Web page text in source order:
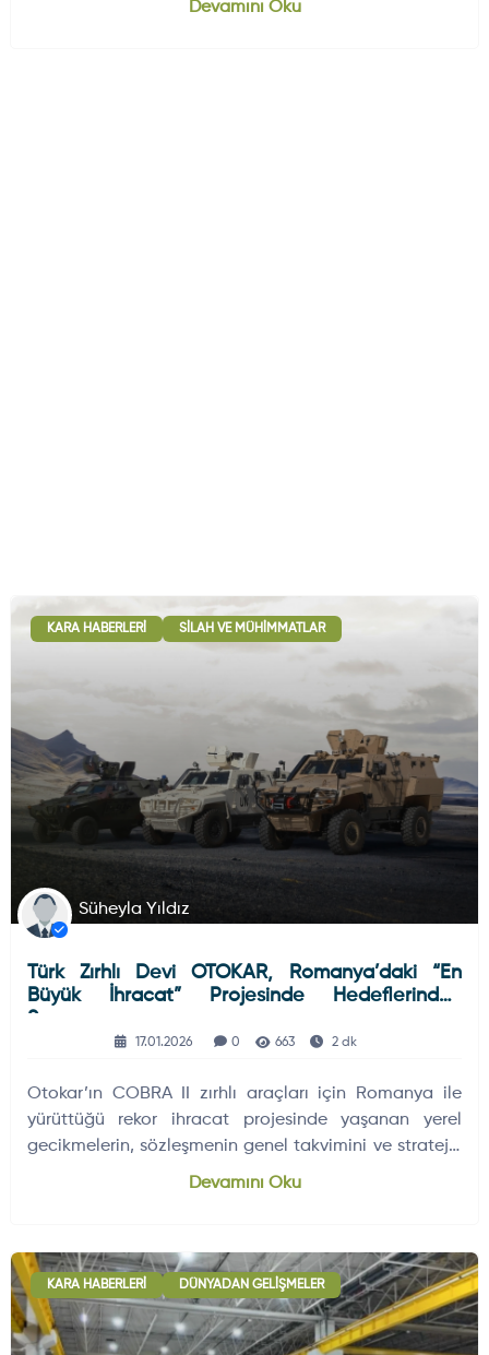
Devamını Oku
KARA HABERLERI SILAH VE MÜHIMMATLAR
Süheyla Yıldız
Türk Zırhlı Devi OTOKAR, Romanya’daki “En
Büyük İhracat” Projesinde Hedeflerinden
Sapmıyor
17.01.2026 0 663 2 dk
Otokar’ın COBRA II zırhlı araçları için Romanya ile
yürüttüğü rekor ihracat projesinde yaşanan yerel
gecikmelerin, sözleşmenin genel takvimini ve stratejik
hedeflerini etkilemeyeceği açıklandı.
Devamını Oku
KARA HABERLERI DÜNYADAN GELIŞMELER